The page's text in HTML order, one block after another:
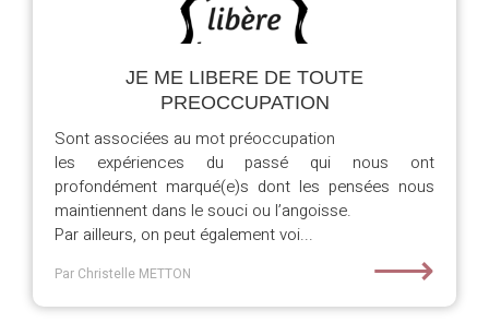
JE ME LIBERE DE TOUTE
PREOCCUPATION
Sont associées au mot préoccupation
les expériences du passé qui nous ont
profondément marqué(e)s dont les pensées nous
maintiennent dans le souci ou l’angoisse.
Par ailleurs, on peut également voi...
Par Christelle METTON ⟶